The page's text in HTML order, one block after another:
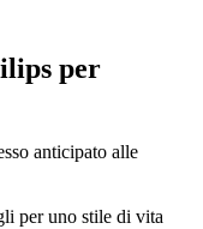
per
anticipato alle
per uno stile di vita